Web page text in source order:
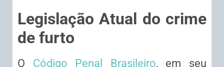
Legislação Atual do crime
de furto
O Código Penal Brasileiro, em seu